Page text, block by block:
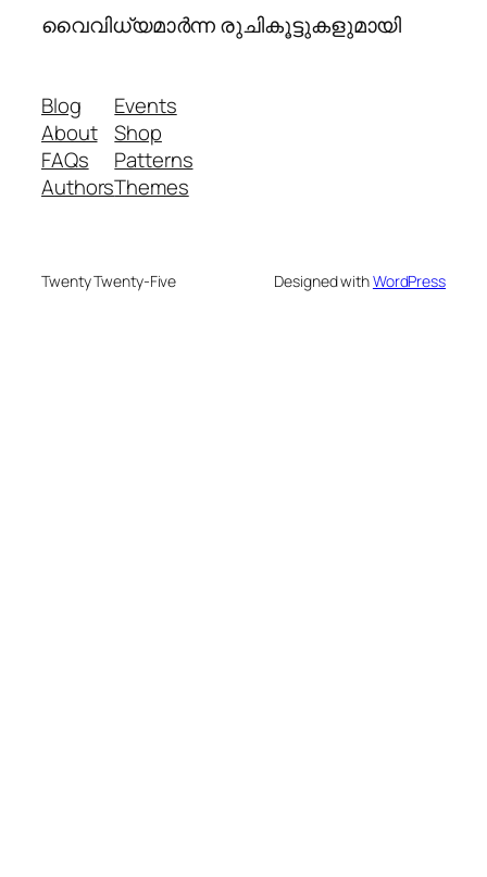
വൈവിധ്യമാര്‍ന്ന രുചികൂട്ടുകളുമായി
Blog
About
FAQs
Authors
Events
Shop
Patterns
Themes
Twenty Twenty-Five Designed withWordPress